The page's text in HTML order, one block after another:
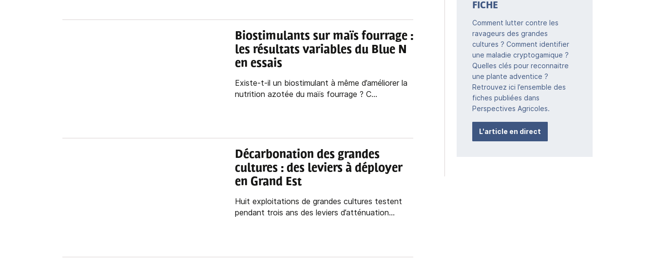
Biostimulants sur maïs fourrage :
les résultats variables du Blue N
en essais
Existe-t-il un biostimulant à même d’améliorer la
nutrition azotée du maïs fourrage ? C...
Décarbonation des grandes
cultures : des leviers à déployer
en Grand Est
Huit exploitations de grandes cultures testent
pendant trois ans des leviers d’atténuation...
FICHE
Comment lutter contre les
ravageurs des grandes
cultures ? Comment identifier
une maladie cryptogamique ?
Quelles clés pour reconnaitre
une plante adventice ?
Retrouvez ici l’ensemble des
fiches publiées dans
Perspectives Agricoles.
L'article en direct